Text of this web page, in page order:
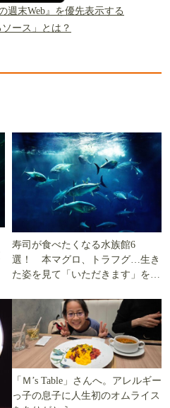
週末Web』を優先表示する
ソース」とは？
寿司が食べたくなる水族館6
選！ 本マグロ、トラフグ…生き
た姿を見て「いただきます」を考
「Ｍ’s Table」さんへ。アレルギー
っ子の息子に人生初のオムライス